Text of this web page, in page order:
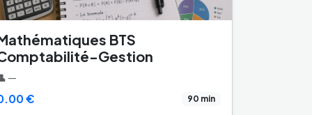
BTS
Gestion
—
€ 90 min